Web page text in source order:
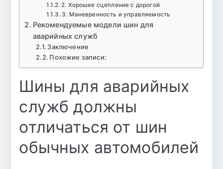
2. Хорошее сцепление с дорогой
3. Маневренность и управляемость
Рекомендуемые модели шин для
аварийных служб
Заключение
Похожие записи:
Шины для аварийных
служб должны
отличаться от шин
обычных автомобилей